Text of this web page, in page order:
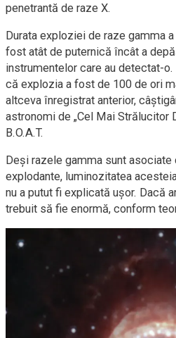
penetrantă de raze X.
Durata exploziei de raze gamma
fost atât de puternică încât a
instrumentelor care au detectat-
că explozia a fost de 100 de ori
altceva înregistrat anterior,
astronomi de „Cel Mai Strălucitor
B.O.A.T.
Deși razele gamma sunt asociate
explodante, luminozitatea
nu a putut fi explicată ușor. Dacă
trebuit să fie enormă, conform